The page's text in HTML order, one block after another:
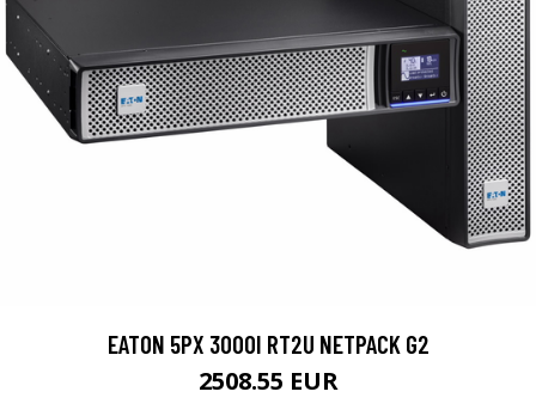
EATON 5PX 3000I RT2U NETPACK G2
2508.55 EUR